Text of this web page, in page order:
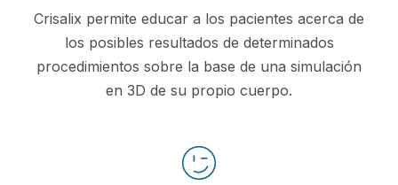
Crisalix permite educar a los pacientes acerca de
los posibles resultados de determinados
procedimientos sobre la base de una simulación
en 3D de su propio cuerpo.